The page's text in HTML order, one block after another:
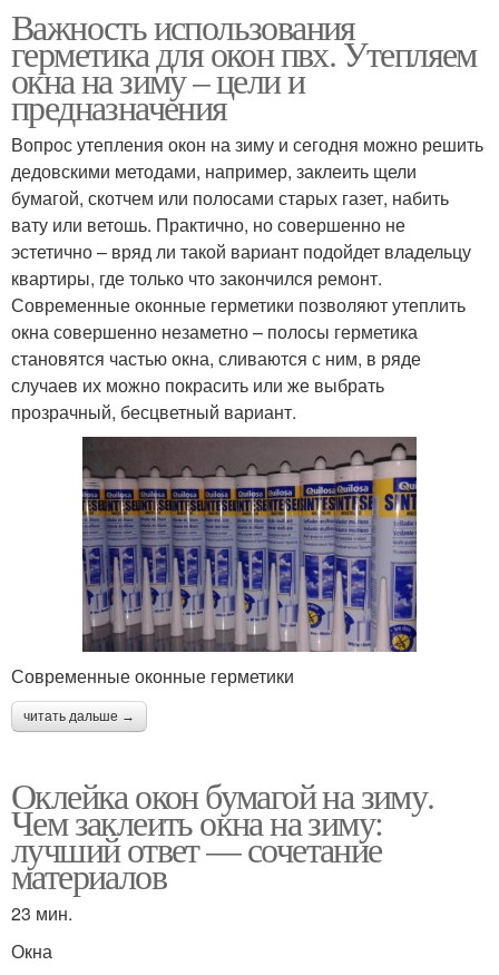
Важность использования
герметика для окон пвх. Утепляем
окна на зиму – цели и
предназначения
Вопрос утепления окон на зиму и сегодня можно решить
дедовскими методами, например, заклеить щели
бумагой, скотчем или полосами старых газет, набить
вату или ветошь. Практично, но совершенно не
эстетично – вряд ли такой вариант подойдет владельцу
квартиры, где только что закончился ремонт.
Современные оконные герметики позволяют утеплить
окна совершенно незаметно – полосы герметика
становятся частью окна, сливаются с ним, в ряде
случаев их можно покрасить или же выбрать
прозрачный, бесцветный вариант.
Современные оконные герметики
читать дальше →
Оклейка окон бумагой на зиму.
Чем заклеить окна на зиму:
лучший ответ — сочетание
материалов
23 мин.
Окна